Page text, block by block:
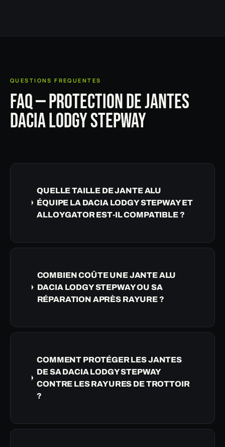
QUESTIONS FREQUENTES
FAQ — PROTECTION DE JANTES
DACIA LODGY STEPWAY
QUELLE TAILLE DE JANTE ALU
ÉQUIPE LA DACIA LODGY STEPWAY ET
ALLOYGATOR EST-IL COMPATIBLE ?
COMBIEN COÛTE UNE JANTE ALU
DACIA LODGY STEPWAY OU SA
RÉPARATION APRÈS RAYURE ?
COMMENT PROTÉGER LES JANTES
DE SA DACIA LODGY STEPWAY
CONTRE LES RAYURES DE TROTTOIR
?